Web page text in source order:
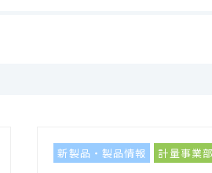
新製品・製品情報 計量事業部